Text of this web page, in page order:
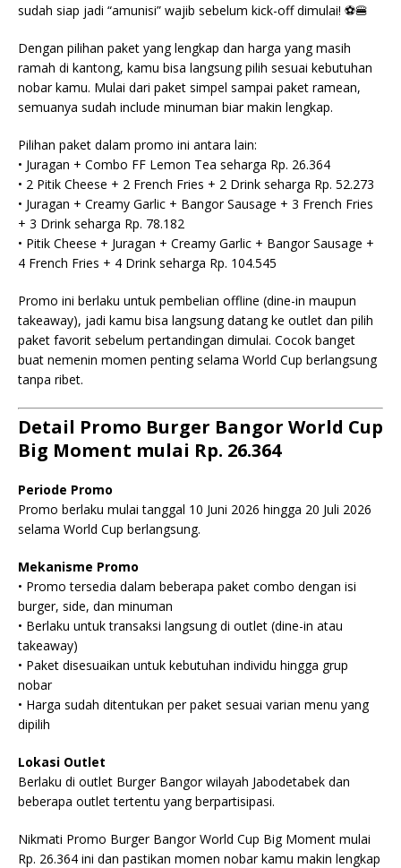
sudah siap jadi “amunisi” wajib sebelum kick-off dimulai! ⚽🍔
Dengan pilihan paket yang lengkap dan harga yang masih
ramah di kantong, kamu bisa langsung pilih sesuai kebutuhan
nobar kamu. Mulai dari paket simpel sampai paket ramean,
semuanya sudah include minuman biar makin lengkap.
Pilihan paket dalam promo ini antara lain:
• Juragan + Combo FF Lemon Tea seharga Rp. 26.364
• 2 Pitik Cheese + 2 French Fries + 2 Drink seharga Rp. 52.273
• Juragan + Creamy Garlic + Bangor Sausage + 3 French Fries
+ 3 Drink seharga Rp. 78.182
• Pitik Cheese + Juragan + Creamy Garlic + Bangor Sausage +
4 French Fries + 4 Drink seharga Rp. 104.545
Promo ini berlaku untuk pembelian offline (dine-in maupun
takeaway), jadi kamu bisa langsung datang ke outlet dan pilih
paket favorit sebelum pertandingan dimulai. Cocok banget
buat nemenin momen penting selama World Cup berlangsung
tanpa ribet.
Detail Promo Burger Bangor World Cup
Big Moment mulai Rp. 26.364
Periode Promo
Promo berlaku mulai tanggal 10 Juni 2026 hingga 20 Juli 2026
selama World Cup berlangsung.
Mekanisme Promo
• Promo tersedia dalam beberapa paket combo dengan isi
burger, side, dan minuman
• Berlaku untuk transaksi langsung di outlet (dine-in atau
takeaway)
• Paket disesuaikan untuk kebutuhan individu hingga grup
nobar
• Harga sudah ditentukan per paket sesuai varian menu yang
dipilih
Lokasi Outlet
Berlaku di outlet Burger Bangor wilayah Jabodetabek dan
beberapa outlet tertentu yang berpartisipasi.
Nikmati Promo Burger Bangor World Cup Big Moment mulai
Rp. 26.364 ini dan pastikan momen nobar kamu makin lengkap